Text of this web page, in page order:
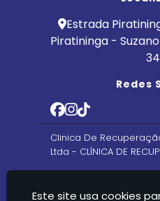
Estrada
Piratininga -
Redes
Clinica De
Ltda - CLÍNICA DE
Este site usa cookies